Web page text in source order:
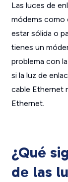
Las luces de
módems como
estar sólida o
tienes un
problema con
si la luz de
cable Ethernet
Ethernet.
¿Qué
de las